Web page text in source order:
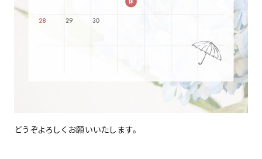
どうぞよろしくお願いいたします。